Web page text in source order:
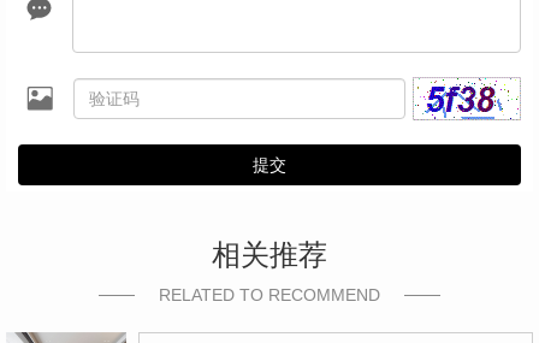
提交
相关推荐
RELATED TO RECOMMEND